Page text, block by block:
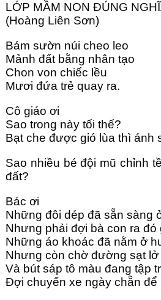
LỚP MẦM NON ĐÚNG
(Hoàng Liên Sơn)
Bám sườn núi cheo leo
Mảnh đất bằng nhân tạo
Chon von chiếc lều
Mươi đứa trẻ quay ra.
Cô giáo ơi
Sao trong này tối thế?
Bạt che được gió lùa thì ánh
Sao nhiều bé đội mũ chỉnh
đất?
Bác ơi
Những đôi dép đã sẵn sàng
Nhưng phải đợi bà con ra đó
Những áo khoác đã nằm ở
Nhưng còn chờ đường sạt lở
Và bút sáp tô màu đang tập
Đợi chuyến xe ngày chẵn để